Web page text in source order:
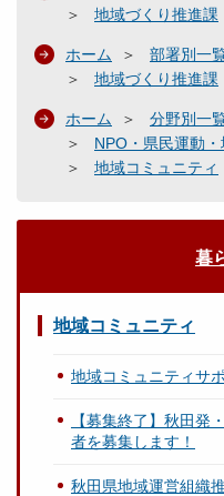
地域づくり推進課
ホーム 部署別一
地域づくり推進課
ホーム 分野別一
NPO・県民運動
地域コミュニティ
暮
地域コミュニティ
地域コミュニティサ
【募集終了】秋田発
者を募集します！
秋田県地域運営組織